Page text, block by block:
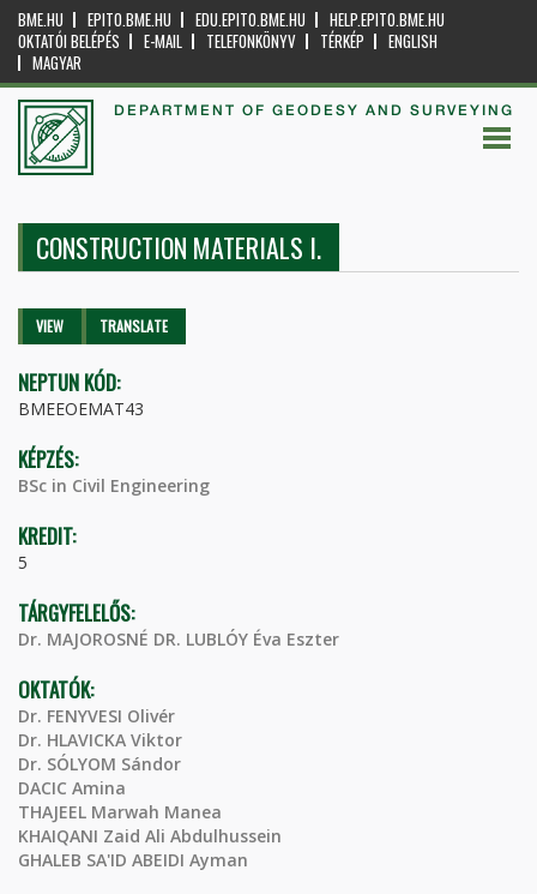
BME.HU EPITO.BME.HU EDU.EPITO.BME.HU
HELP.EPITO.BME.HU
OKTATÓI BELÉPÉS
E-MAIL TELEFONKÖNYV TÉRKÉP
ENGLISH
MAGYAR
DEPARTMENT OF GEODESY AND SURVEYING
CONSTRUCTION MATERIALS I.
Primary tabs
VIEW (ACTIVETRANSLATE
NEPTUN KÓD:
BMEEOEMAT43
KÉPZÉS:
BSc in Civil Engineering
KREDIT:
5
TÁRGYFELELŐS:
Dr. MAJOROSNÉ DR. LUBLÓY Éva Eszter
OKTATÓK:
Dr. FENYVESI Olivér
Dr. HLAVICKA Viktor
Dr. SÓLYOM Sándor
DACIC Amina
THAJEEL Marwah Manea
KHAIQANI Zaid Ali Abdulhussein
GHALEB SA'ID ABEIDI Ayman